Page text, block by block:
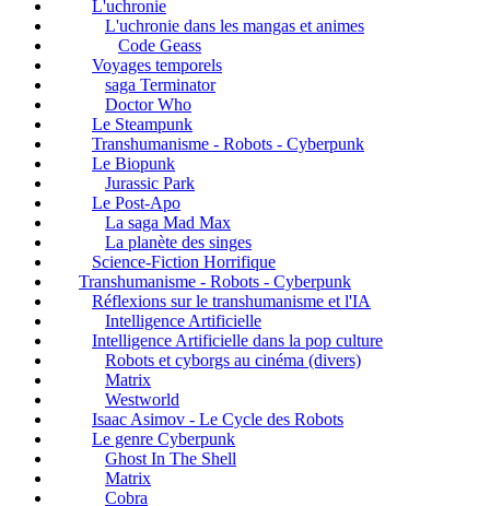
L'uchronie
L'uchronie dans les mangas et animes
Code Geass
Voyages temporels
saga Terminator
Doctor Who
Le Steampunk
Transhumanisme - Robots - Cyberpunk
Le Biopunk
Jurassic Park
Le Post-Apo
La saga Mad Max
La planète des singes
Science-Fiction Horrifique
Transhumanisme - Robots - Cyberpunk
Réflexions sur le transhumanisme et l'IA
Intelligence Artificielle
Intelligence Artificielle dans la pop culture
Robots et cyborgs au cinéma (divers)
Matrix
Westworld
Isaac Asimov - Le Cycle des Robots
Le genre Cyberpunk
Ghost In The Shell
Matrix
Cobra